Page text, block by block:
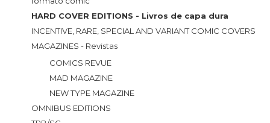
HARD COVER EDITIONS - Livros de capa dura
INCENTIVE, RARE, SPECIAL AND VARIANT COMIC COVERS
MAGAZINES - Revistas
COMICS REVUE
MAD MAGAZINE
NEW TYPE MAGAZINE
OMNIBUS EDITIONS